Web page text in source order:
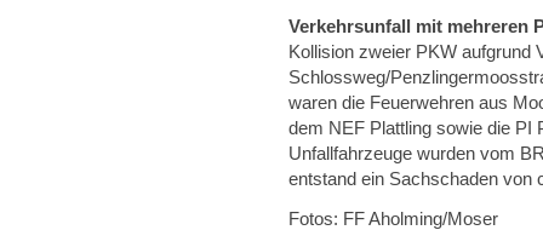
Verkehrsunfall mit mehreren
Kollision zweier PKW aufgrund
Schlossweg/
waren die Feuerwehren aus
dem NEF Plattling sowie die PI
Unfallfahrzeuge wurden vom
entstand ein Sachschaden von
Fotos: FF Aholming/Moser